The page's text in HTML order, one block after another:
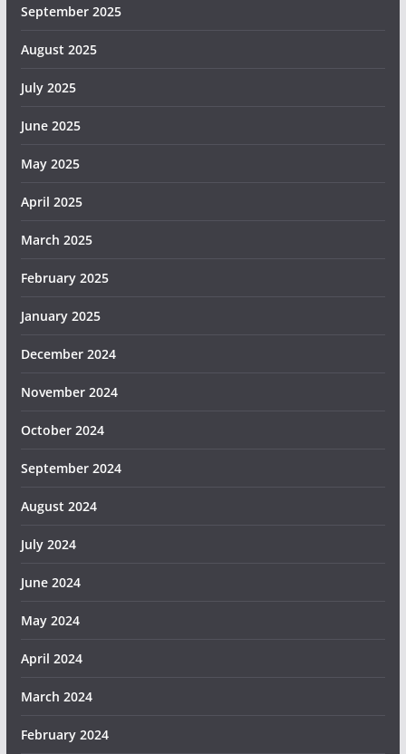
September 2025
August 2025
July 2025
June 2025
May 2025
April 2025
March 2025
February 2025
January 2025
December 2024
November 2024
October 2024
September 2024
August 2024
July 2024
June 2024
May 2024
April 2024
March 2024
February 2024